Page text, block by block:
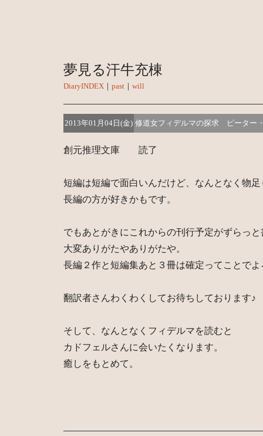
夢見る汗牛充棟
DiaryINDEX｜ past｜ will
2013年01月04日(金) 修道女フィデルマの探求 ピーター
創元推理文庫 読了
短編は短編で面白いんだけど、なんとなく物足
長編の方が好きかもです。
でもあとがきにこれからの刊行予定がずらっ
大変ありがたやありがたや。
長編２作と短編集あと３冊は確定ってことで
翻訳者さんわくわくしてお待ちしております♪
そして、なんとなくフィデルマを読むと
カドフェルさんに会いたくなります。
癒しをもとめて。